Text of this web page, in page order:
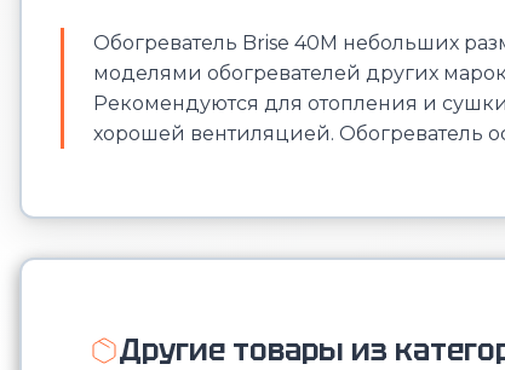
Обогреватель Brise 40M небольших
моделями обогревателей других
Рекомендуются для отопления и
хорошей вентиляцией. Обогреватель
Другие товары из